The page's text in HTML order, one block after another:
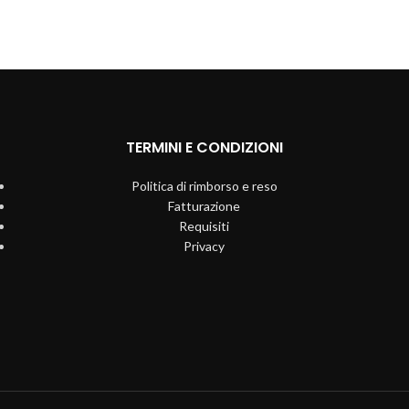
TERMINI E CONDIZIONI
Politica di rimborso e reso
Fatturazione
Requisiti
Privacy